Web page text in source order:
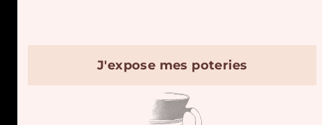
J'expose mes poteries